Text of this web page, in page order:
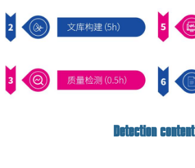
Detection content